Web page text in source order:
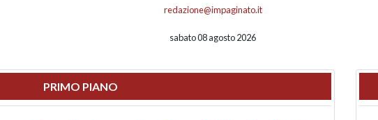
redazione@impaginato.it
sabato 08 agosto 2026
PRIMO PIANO